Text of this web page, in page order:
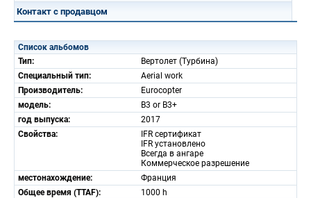
Контакт с продавцом
Список альбомов
Тип:
Вертолет (Турбина)
Специальный тип:
Aerial work
Производитель:
Eurocopter
модель:
B3 or B3+
год выпуска:
2017
Свойства:
IFR сертификат
IFR установлено
Всегда в ангаре
Коммерческое разрешение
местонахождение:
Франция
Общее время (TTAF):
1000 h